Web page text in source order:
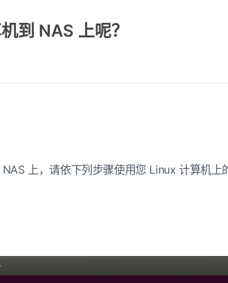
到 NAS 上呢？
上，请依下列步骤使用您 Linux 计算机